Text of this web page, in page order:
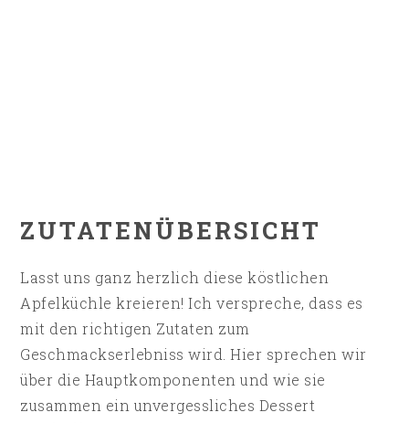
ZUTATENÜBERSICHT
Lasst uns ganz herzlich diese köstlichen
Apfelküchle kreieren! Ich verspreche, dass es
mit den richtigen Zutaten zum
Geschmackserlebniss wird. Hier sprechen wir
über die Hauptkomponenten und wie sie
zusammen ein unvergessliches Dessert